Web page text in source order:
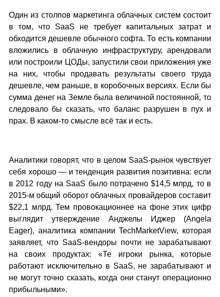
Один из столпов маркетинга облачных систем состоит
в том, что SaaS не требует капитальных затрат и
обходится дешевле обычного софта. То есть компании
вложились в облачную инфраструктуру, арендовали
или построили ЦОДы, запустили свои приложения уже
на них, чтобы продавать результаты своего труда
дешевле, чем раньше, в коробочных версиях. Если бы
сумма денег на Земле была величиной постоянной, то
следовало бы сказать, что баланс разрушен в пух и
прах. В каком-то смысле всё так и есть.
Аналитики говорят, что в целом SaaS-рынок чувствует
себя хорошо — и тенденция развития позитивна: если
в 2012 году на SaaS было потрачено $14,5 млрд, то в
2015-м общий оборот облачных провайдеров составит
$22,1 млрд. Тем провокационнее на фоне этих цифр
выглядит утверждение Анджелы Иджер (Angela
Eager), аналитика компании TechMarketView, которая
заявляет, что SaaS-вендоры почти не зарабатывают
на своих продуктах: «Те игроки рынка, которые
работают исключительно в SaaS, не зарабатывают и
не могут точно сказать, когда они станут операционно
прибыльными».